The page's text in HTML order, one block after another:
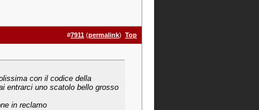
#7911 (permalink) Top
con il codice della
entrarci uno scatolo bello grosso
in reclamo